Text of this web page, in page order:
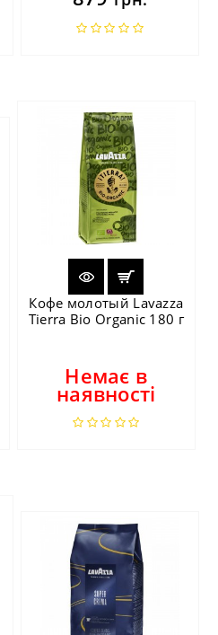
Кофе молотый Lavazza
Tierra Bio Organic 180 г
Немає в
наявності